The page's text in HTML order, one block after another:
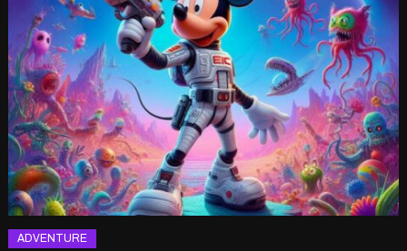
ADVENTURE